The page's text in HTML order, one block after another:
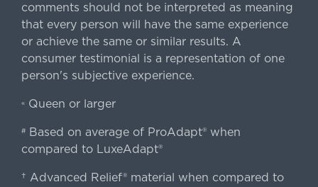
comments should not be interpreted as meaning
that every person will have the same experience
or achieve the same or similar results. A
consumer testimonial is a representation of one
person's subjective experience.
«Queen or larger
#Based on average of ProAdapt® when
compared to LuxeAdapt®
† Advanced Relief® material when compared to